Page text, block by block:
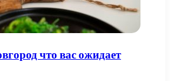
что вас ожидает